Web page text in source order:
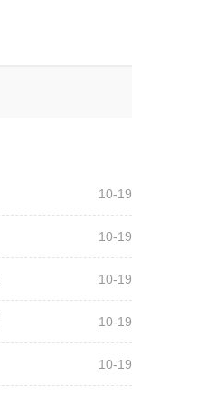
10-19
10-19
10-19
10-19
10-19